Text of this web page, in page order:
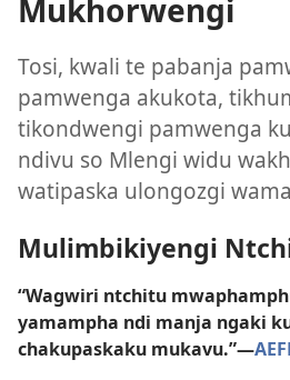
Mukhorwengi
Tosi, kwali te pabanja
pamwenga akukota,
tikondwengi pamwenga
ndivu so Mlengi widu
watipaska ulongozgi
Mulimbikiyengi
“Wagwiri ntchitu
yamampha ndi manja ngaki
chakupaskaku mukavu.”—